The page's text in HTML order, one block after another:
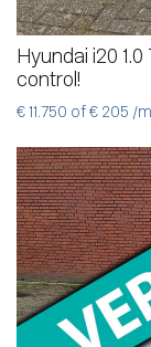
Hyundai i20
control!
€ 11.750 of € 205 /